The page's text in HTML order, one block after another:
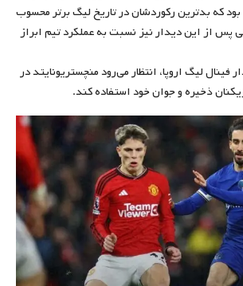
که بدترین رکوردشان در تاریخ لیگ برتر محسوب
پس از این دیدار نیز نسبت به عملکرد تیم ابراز
فینال لیگ اروپا، انتظار می‌رود منچستریونایتد در
ذخیره و جوان خود استفاده کند.